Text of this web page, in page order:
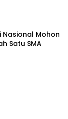
Nasional Mohon
Satu SMA